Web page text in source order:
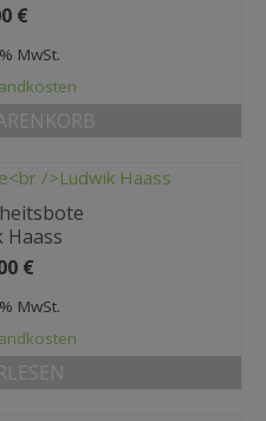
€
MwSt.
Haass
€
MwSt.